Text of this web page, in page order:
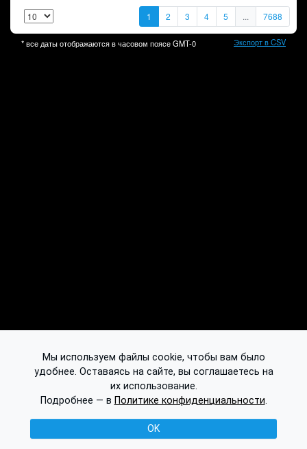
1 2 3 4 5 ... 7688
* все даты отображаются в часовом поясеGMT-0 Экспорт в CSV
Мы используем файлы cookie, чтобы вам было
удобнее. Оставаясь на сайте, вы соглашаетесь на
их использование.
Подробнее — в Политике конфиденциальности.
OK